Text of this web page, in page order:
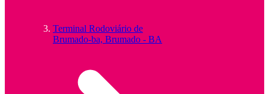
Terminal Rodoviário de
Brumado-ba, Brumado - BA